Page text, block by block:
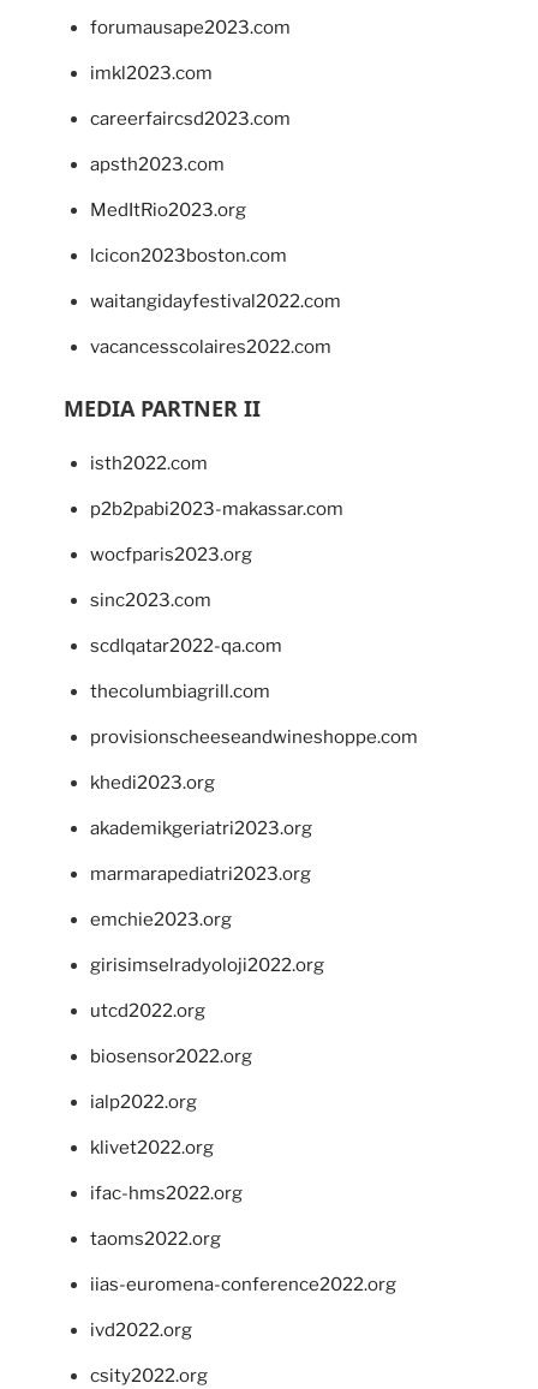
forumausape2023.com
imkl2023.com
careerfaircsd2023.com
apsth2023.com
MedItRio2023.org
lcicon2023boston.com
waitangidayfestival2022.com
vacancesscolaires2022.com
MEDIA PARTNER II
isth2022.com
p2b2pabi2023-makassar.com
wocfparis2023.org
sinc2023.com
scdlqatar2022-qa.com
thecolumbiagrill.com
provisionscheeseandwineshoppe.com
khedi2023.org
akademikgeriatri2023.org
marmarapediatri2023.org
emchie2023.org
girisimselradyoloji2022.org
utcd2022.org
biosensor2022.org
ialp2022.org
klivet2022.org
ifac-hms2022.org
taoms2022.org
iias-euromena-conference2022.org
ivd2022.org
csity2022.org